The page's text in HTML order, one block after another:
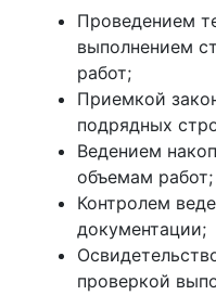
Проведением
выполнением
работ;
Приемкой
подрядных
Ведением
объемам работ;
Контролем
документации;
проверкой